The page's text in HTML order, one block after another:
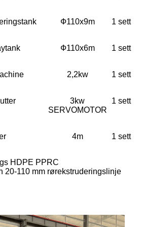
Ф110x9m 1 sett
Ф110x6m 1 sett
2,2kw 1 sett
3kw
SERVOMOTOR
1 sett
4m 1 sett
HDPE PPRC
20-110 mm rørekstruderingslinje